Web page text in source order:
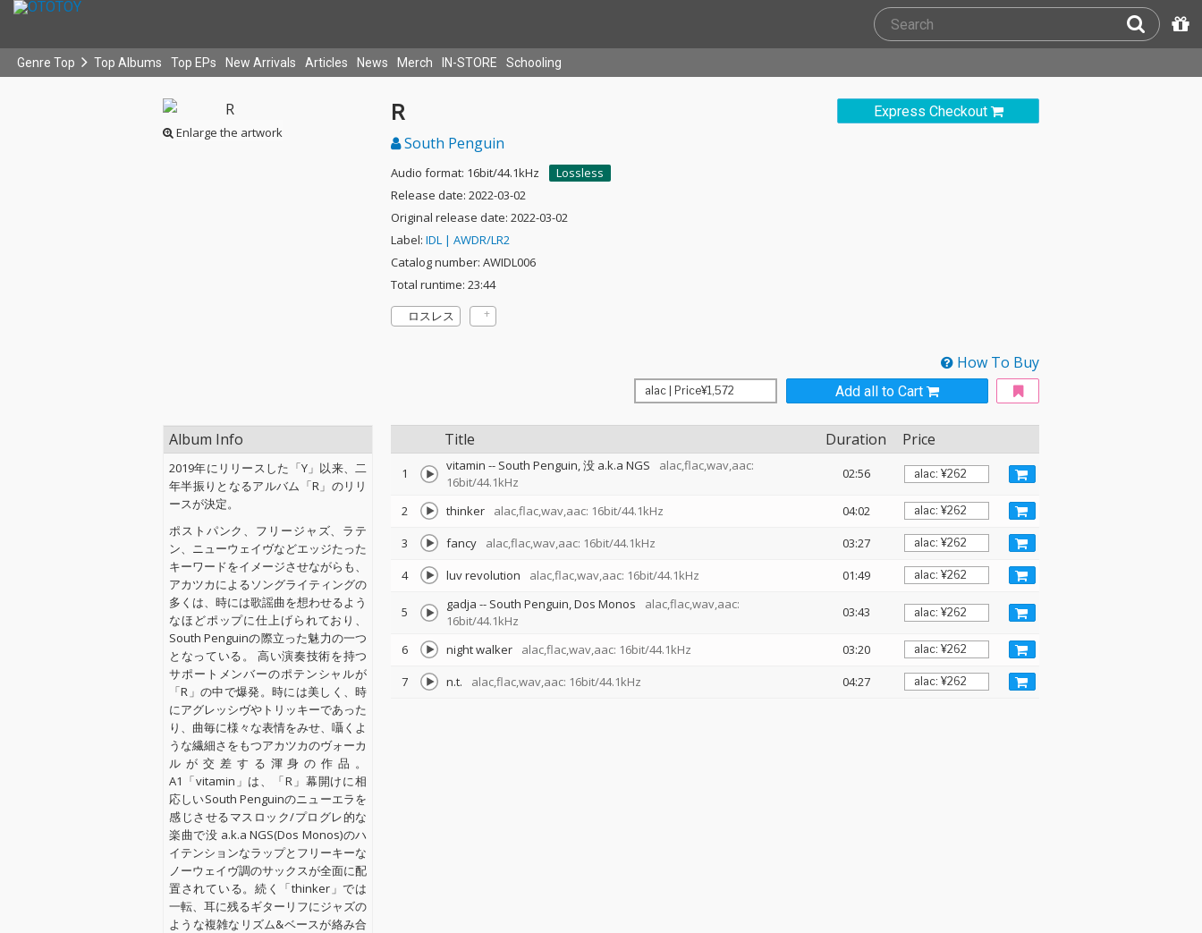
Genre Top Top Albums Top EPs New Arrivals Articles News Merch IN-STORE Schooling
Enlarge the artwork
Express Checkout
R
South Penguin
Audio format: 16bit/44.1kHz
Lossless
Release date: 2022-03-02
Original release date: 2022-03-02
Label: IDL | AWDR/LR2
Catalog number: AWIDL006
Total runtime: 23:44
ロスレス
How To Buy
Add all to Cart
Title Duration Price
1 vitamin -- South Penguin 没 a.k.a NGS
alac,flac,wav,aac:
16bit/44.1kHz
02:56
2 thinker alac,flac,wav,aac: 16bit/44.1kHz
04:02
3
fancy alac,flac,wav,aac: 16bit/44.1kHz
03:27
4
luv revolution alac,flac,wav,aac: 16bit/44.1kHz 01:49
5 gadja -- South Penguin Dos Monos
alac,flac,wav,aac:
16bit/44.1kHz
03:43
6 night walker alac,flac,wav,aac: 16bit/44.1kHz
03:20
7
n.t. alac,flac,wav,aac: 16bit/44.1kHz 04:27
Album Info
2019年にリリースした「Y」以来、二
年半振りとなるアルバム「R」のリリ
ースが決定。
ポストパンク、フリージャズ、ラテ
ン、ニューウェイヴなどエッジたった
キーワードをイメージさせながらも、
アカツカによるソングライティングの
多くは、時には歌謡曲を想わせるよう
なほどポップに仕上げられており、
South Penguinの際立った魅力の一つ
となっている。 高い演奏技術を持つ
サポートメンバーのポテンシャルが
「R」の中で爆発。時には美しく、時
にアグレッシヴやトリッキーであった
り、曲毎に様々な表情をみせ、囁くよ
うな繊細さをもつアカツカのヴォーカ
ルが交差する渾身の作品。
A1「vitamin」は、「R」幕開けに相
応しいSouth Penguinのニューエラを
感じさせるマスロック/プログレ的な
楽曲で没 a.k.a NGS(Dos Monos)のハ
イテンションなラップとフリーキーな
ノーウェイヴ調のサックスが全面に配
置されている。続く「thinker」では
一転、耳に残るギターリフにジャズの
ような複雑なリズム&ベースが絡み合